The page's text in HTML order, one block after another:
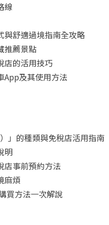
線
舒適過境指南全攻略
推薦景點
店的活用技巧
App及其使用方法
」的種類與免稅店活用指南
明
店事前預約方法
麻煩
買方法一次解說